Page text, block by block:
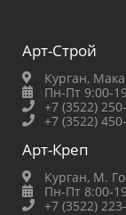
Арт-Строй
Курган,
Пн-Пт 9:00-
+7 (3522)
+7 (3522)
Арт-Креп
Курган, М.
Пн-Пт 8:00-
+7 (3522)